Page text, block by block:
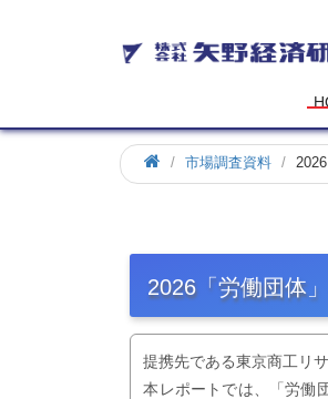
矢
野
研
究
所
市場調査資料
2026「労働団体
提携先である東京商工リ
本レポートでは、「労働